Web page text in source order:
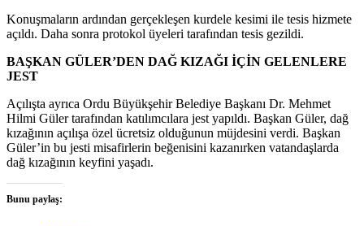
Konuşmaların ardından gerçekleşen kurdele kesimi ile tesis hizmete
açıldı. Daha sonra protokol üyeleri tarafından tesis gezildi.
BAŞKAN GÜLER’DEN DAĞ KIZAĞI İÇİN GELENLERE
JEST
Açılışta ayrıca Ordu Büyükşehir Belediye Başkanı Dr. Mehmet
Hilmi Güler tarafından katılımcılara jest yapıldı. Başkan Güler, dağ
kızağının açılışa özel ücretsiz olduğunun müjdesini verdi. Başkan
Güler’in bu jesti misafirlerin beğenisini kazanırken vatandaşlarda
dağ kızağının keyfini yaşadı.
Bunu paylaş: